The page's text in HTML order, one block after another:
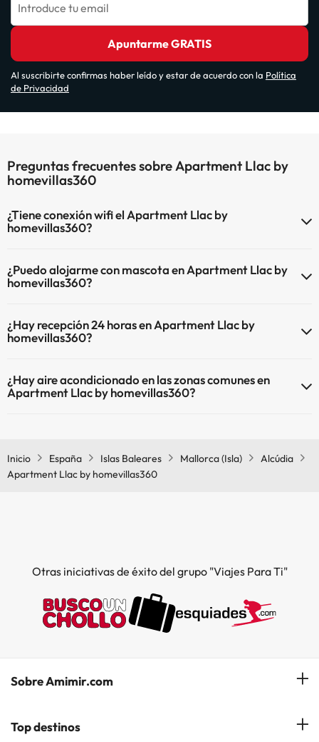
Introduce tu email
Apuntarme GRATIS
Al suscribirte confirmas haber leído y estar de acuerdo con la Política
de Privacidad
Preguntas frecuentes sobre Apartment Llac by
homevillas360
¿Tiene conexión wifi el Apartment Llac by
homevillas360?
¿Puedo alojarme con mascota en Apartment Llac by
homevillas360?
¿Hay recepción 24 horas en Apartment Llac by
homevillas360?
¿Hay aire acondicionado en las zonas comunes en
Apartment Llac by homevillas360?
Inicio
España Islas Baleares Mallorca (Isla)
Alcúdia
Apartment Llac by homevillas360
Otras iniciativas de éxito del grupo "Viajes Para Ti"
Sobre Amimir.com
¿Quiénes somos?
Top destinos